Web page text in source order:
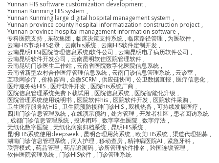
Yunnan HIS software customization development ,
Yunnan Kunming HIS system ,
Yunnan Kunming large digital hospital management system ,
Yunnan province county hospital informatization construction project ,
Yunnan province hospital management information software ,
专科医院支持 , 东软集团 , 临床决策支持系统 , 临床路径管理 , 为医软件 ,
云南HIS市场HIS名录 , 云南his系统 , 云南HIS软件定制开发 ,
云南昆明HIS(医院管理信息系统)软件公司 , 云南昆明电子病历软件公司 ,
云南昆明软件开发公司 , 云南昆明软佳医院管理软件 ,
云南昆明门诊医生工作站 , 云南省医院数字化医院信息系统 ,
云南省新型农村合作医疗管理信息系统 , 云南门诊信息管理系统 , 云诊室 ,
互联网诊疗 , 价格咨询 , 企微SCRM , 供应链协同 , 公卫数据直报 , 医疗信息化 ,
医疗服务站HIS , 医疗软件开发 , 医院his系统厂商 ,
医院信息管理系统免费下载试用 , 医院信息系统 , 医院智能化升级 ,
医院管理系统使用说明书 , 医院软件his , 医院软件开发 , 医院软件采购 ,
卫生医疗服务站HIS , 卫生院预防接种门诊HIS , 双机热备 , 可持续发展医疗 ,
四川门诊信息管理系统 , 在线演示预约 , 处方管理 , 开发者社区 , 患者回访系统
, 成都门诊信息管理系统 , 投诉闭环 , 数字孪生医院 , 数字疗法 ,
无纸化数字医院 , 无纸化病案归档系统 , 昆明HIS系统 ,
昆明HIS系统使用deepseek , 昆明合理用药系统 , 欧美HIS系统 , 渠道代理招募 ,
湖南门诊信息管理系统 , 病人护理 , 移动查房 , 精神病医院AI , 紧急牙科 ,
联营模式 , 药品管理 , 药品追溯码 , 诊所管理软件排名 , 跨国连锁管理 ,
软佳医院管理系统 , 门诊HIS软件 , 门诊管理系统